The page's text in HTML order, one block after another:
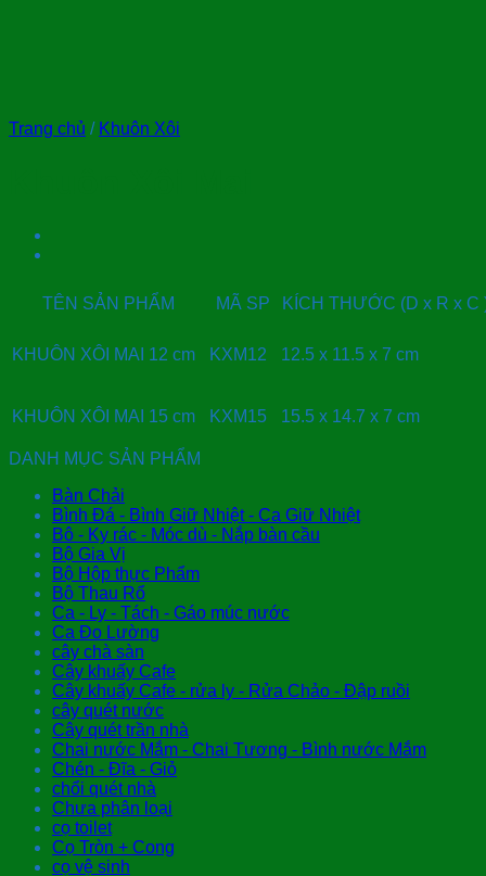
Trang chủ / Khuôn Xôi
TÊN SẢN PHẨM MÃ SP KÍCH THƯỚC (D x R x C
KHUÔN XÔI MAI 12 cm KXM12 12.5 x 11.5 x 7 cm
KHUÔN XÔI MAI 15 cm KXM15 15.5 x 14.7 x 7 cm
DANH MỤC SẢN PHẨM
Bàn Chải
Bình Đá - Bình Giữ Nhiệt - Ca Giữ Nhiệt
Bô - Ky rác - Móc dù - Nắp bàn cầu
Bộ Gia Vị
Bộ Hộp thực Phẩm
Bộ Thau Rổ
Ca - Ly - Tách - Gáo múc nước
Ca Đo Lường
cây chà sàn
Cây khuấy Cafe
Cây khuấy Cafe - rửa ly - Rửa Chảo - Đập ruồi
cây quét nước
Cây quét trần nhà
Chai nước Mắm - Chai Tương - Bình nước Mắm
Chén - Đĩa - Giỏ
chổi quét nhà
Chưa phân loại
cọ toilet
Cọ Tròn + Cong
cọ vệ sinh